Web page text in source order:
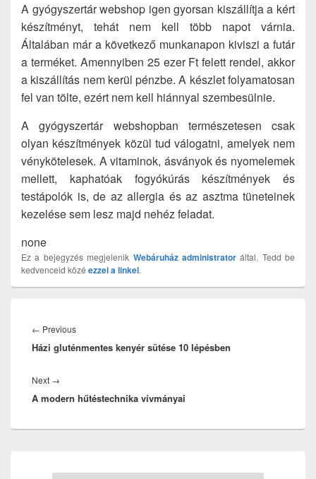
A gyógyszertár webshop igen gyorsan kiszállítja a kért
készítményt, tehát nem kell több napot várnia.
Általában már a következő munkanapon kiviszi a futár
a terméket. Amennyiben 25 ezer Ft felett rendel, akkor
a kiszállítás nem kerül pénzbe. A készlet folyamatosan
fel van tölte, ezért nem kell hiánnyal szembesülnie.
A gyógyszertár webshopban természetesen csak
olyan készítmények közül tud válogatni, amelyek nem
vénykötelesek. A vitaminok, ásványok és nyomelemek
mellett, kaphatóak fogyókúrás készítmények és
testápolók is, de az allergia és az asztma tüneteinek
kezelése sem lesz majd nehéz feladat.
none
Ez a bejegyzés megjelenik Webáruház administratoráltal. Tedd be
kedvenceid közé ezzel a linkel.
navigáció
← PreviousPrevious
post:
Házi gluténmentes kenyér sütése 10 lépésben
Next →
post:
A modern hűtéstechnika vívmányai